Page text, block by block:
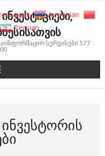
სერვისები 577
ᲘᲜᲕᲔᲡᲢᲝᲠᲘᲡ
Armenian
Persian